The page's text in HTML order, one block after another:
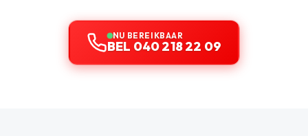
NU BEREIKBAAR
BEL 040 218 22 09